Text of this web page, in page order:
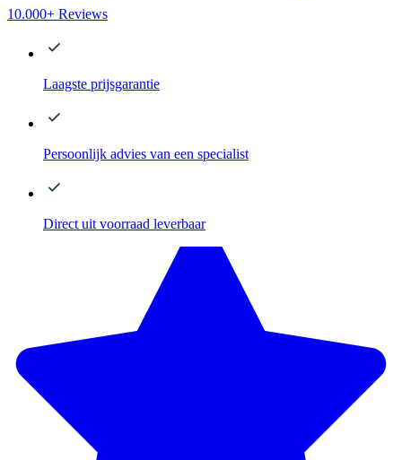
10.000+ Reviews
Laagste prijsgarantie
Persoonlijk advies van een specialist
Direct uit voorraad leverbaar